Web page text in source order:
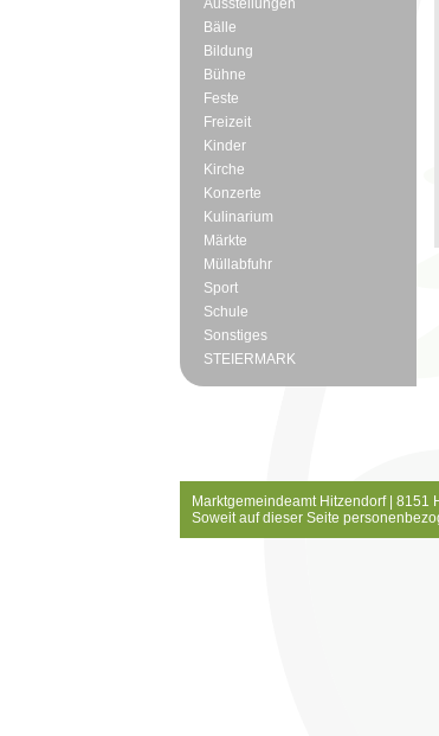
Ausstellungen
Bälle
Bildung
Bühne
Feste
Freizeit
Kinder
Kirche
Konzerte
Kulinarium
Märkte
Müllabfuhr
Sport
Schule
Sonstiges
STEIERMARK
Marktgemeindeamt Hitzendorf | 8151
Soweit auf dieser Seite